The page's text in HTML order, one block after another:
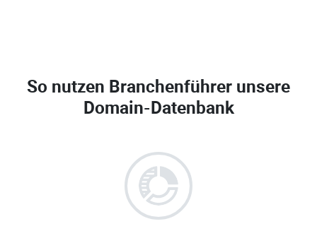
So nutzen Branchenführer unsere
Domain-Datenbank